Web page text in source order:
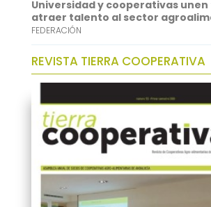
Universidad y cooperativas
atraer talento al sector
FEDERACIÓN
REVISTA TIERRA COOPERATIVA